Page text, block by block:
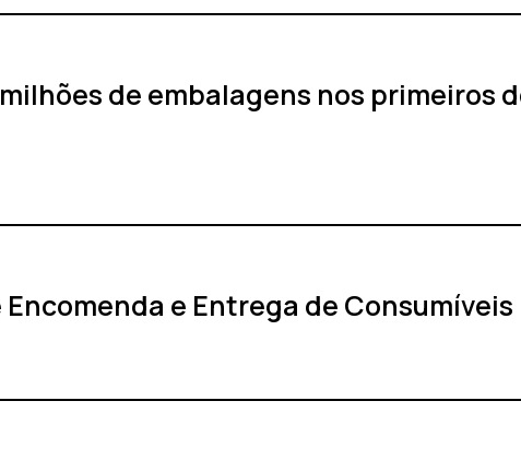
de embalagens nos primeiros
e Entrega de Consumíveis